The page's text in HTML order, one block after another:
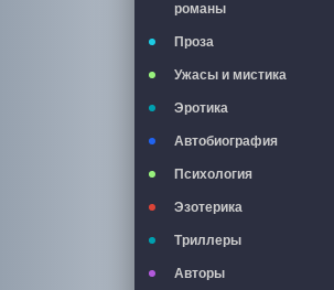
романы
Проза
Ужасы и мистика
Эротика
Автобиография
Психология
Эзотерика
Триллеры
Авторы